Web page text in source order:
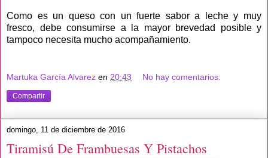
Como es un queso con un fuerte sabor a leche y muy
fresco, debe consumirse a la mayor brevedad posible y
tampoco necesita mucho acompañamiento.
Martuka García Alvarez en 20:43 No hay comentarios:
Compartir
domingo, 11 de diciembre de 2016
Tiramisú De Frambuesas Y Pistachos